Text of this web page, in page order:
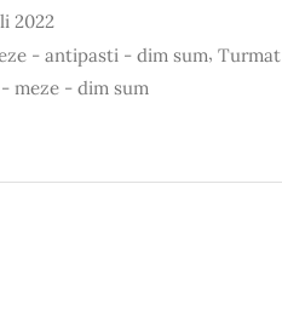
2022
- antipasti - dim sum, Turmat
meze - dim sum